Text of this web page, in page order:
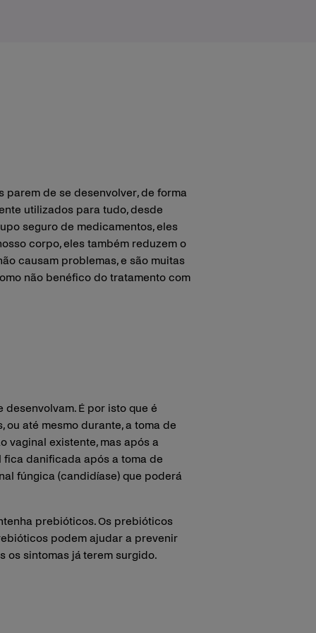
de se desenvolver, de forma
utilizados para tudo, desde
seguro de medicamentos, eles
corpo, eles também reduzem o
causam problemas, e são muitas
não benéfico do tratamento com
É por isto que é
até mesmo durante, a toma de
vaginal existente, mas após a
danificada após a toma de
fúngica (candidíase) que poderá
prebióticos. Os prebióticos
podem ajudar a prevenir
os sintomas já terem surgido.